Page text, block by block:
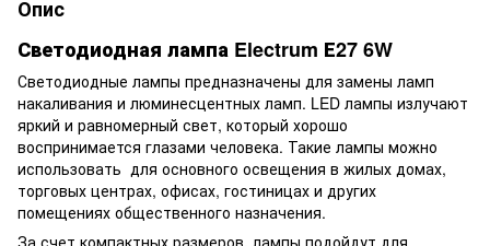
Опис
Светодиодная лампа Electrum Е27 6W
Светодиодные лампы предназначены для замены ламп
накаливания и люминесцентных ламп. LED лампы излучают
яркий и равномерный свет, который хорошо
воспринимается глазами человека. Такие лампы можно
использовать для основного освещения в жилых домах,
торговых центрах, офисах, гостиницах и других
помещениях общественного назначения.
За счет компактных размеров, лампы подойдут для